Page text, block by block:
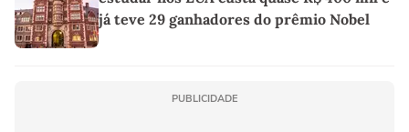
já teve 29 ganhadores do prêmio Nobel
PUBLICIDADE